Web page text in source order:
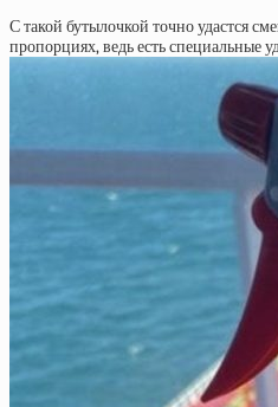
С такой бутылочкой точно удастся
пропорциях, ведь есть специальные